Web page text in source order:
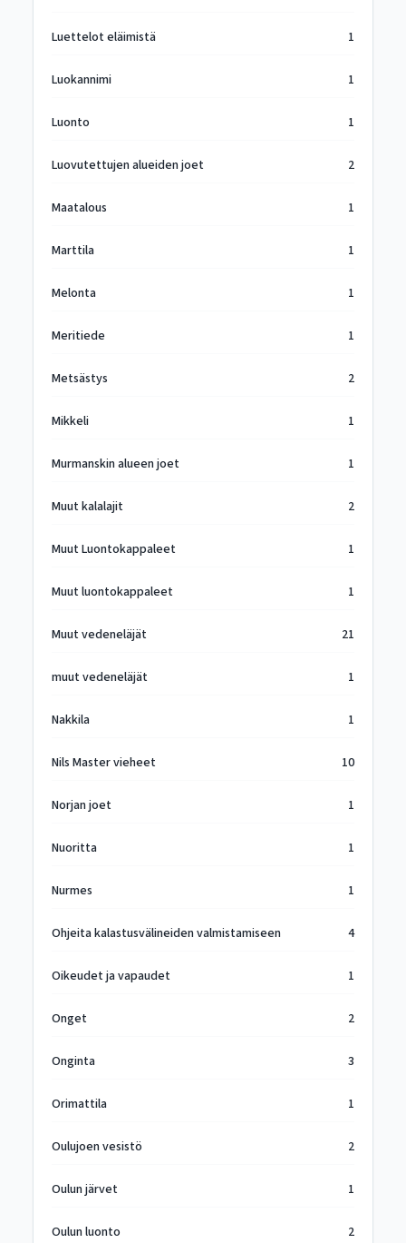
Luettelot eläimistä 1
Luokannimi 1
Luonto 1
Luovutettujen alueiden joet 2
Maatalous 1
Marttila 1
Melonta 1
Meritiede 1
Metsästys 2
Mikkeli 1
Murmanskin alueen joet 1
Muut kalalajit 2
Muut Luontokappaleet 1
Muut luontokappaleet 1
Muut vedeneläjät 21
muut vedeneläjät 1
Nakkila 1
Nils Master vieheet 10
Norjan joet 1
Nuoritta 1
Nurmes 1
Ohjeita kalastusvälineiden valmistamiseen 4
Oikeudet ja vapaudet 1
Onget 2
Onginta 3
Orimattila 1
Oulujoen vesistö 2
Oulun järvet 1
Oulun luonto 2